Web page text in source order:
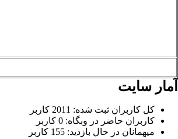
آمار سایت
کل کاربران ثبت شده: 2011 کاربر
کاربران حاضر در وبگاه: 0 کاربر
میهمانان در حال بازدید: 155 کاربر